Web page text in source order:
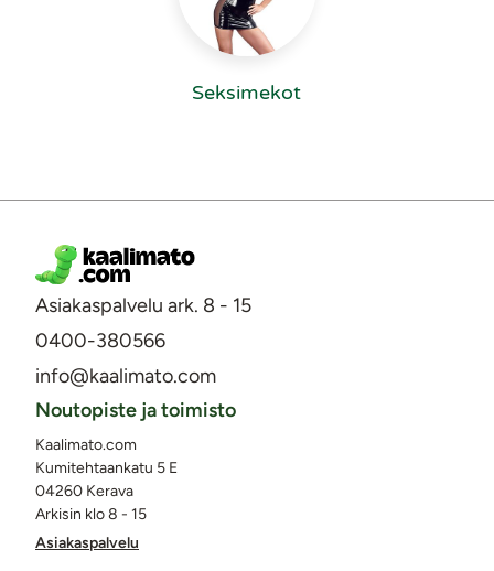
Seksimekot
Asiakaspalvelu ark. 8 - 15
0400-380566
info@kaalimato.com
Asiakaspalvelu
Noutopiste ja toimisto
Kaalimato.com
Kumitehtaankatu 5 E
04260 Kerava
Arkisin klo 8 - 15